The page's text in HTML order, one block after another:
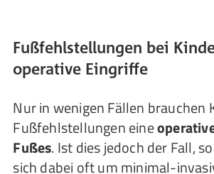
Fußfehlstellungen bei
operative Eingriffe
Nur in wenigen Fällen brauchen
Fußfehlstellungen eine
Fußes. Ist dies jedoch der Fall,
sich dabei oft um minimal-